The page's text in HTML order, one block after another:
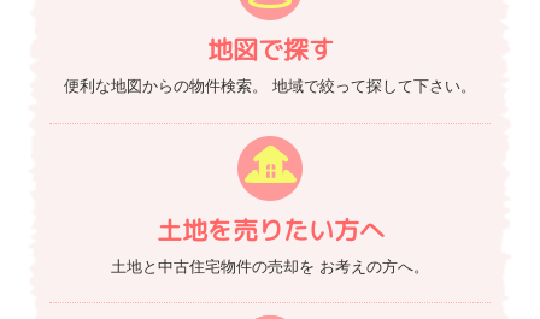
地図で探す
便利な地図からの物件検索。 地域で絞って探して下さい。
土地を売りたい方へ
土地と中古住宅物件の売却を お考えの方へ。